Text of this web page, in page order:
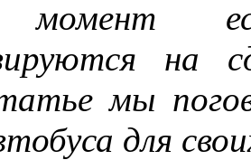
момент
на
мы
для